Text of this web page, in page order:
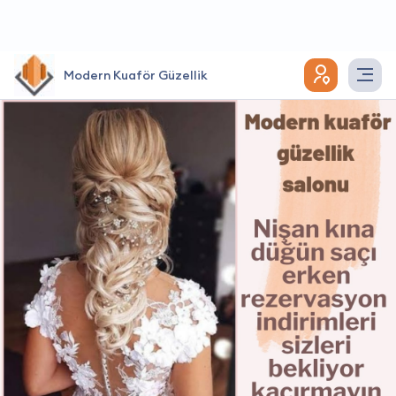
Modern Kuaför Güzellik